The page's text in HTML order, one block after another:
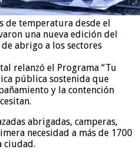
de temperatura desde el
una nueva edición del
abrigo a los sectores
relanzó el Programa “Tu
pública sostenida que
y la contención
abrigadas, camperas,
necesidad a más de 1700
ciudad.